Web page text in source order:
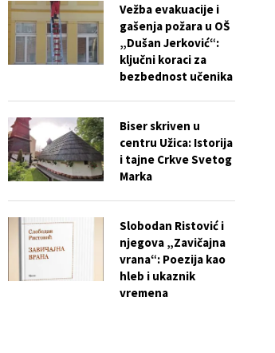
Vežba evakuacije i
gašenja požara u OŠ
„Dušan Jerković“:
ključni koraci za
bezbednost učenika
Biser skriven u
centru Užica: Istorija
i tajne Crkve Svetog
Marka
Slobodan Ristović i
njegova „Zavičajna
vrana“: Poezija kao
hleb i ukaznik
vremena